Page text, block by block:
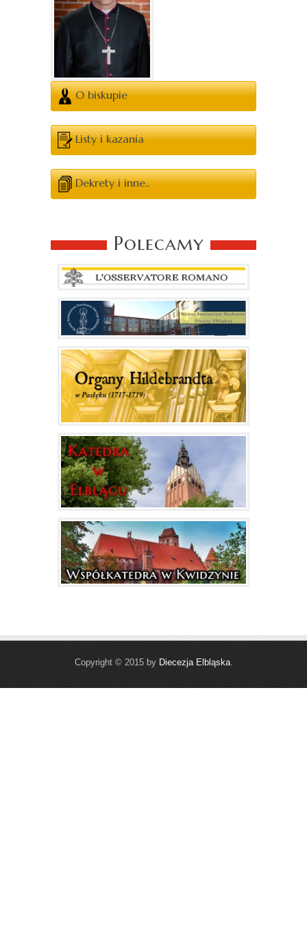
O biskupie
Listy i kazania
Dekrety i inne..
Polecamy
Copyright © 2015 by Diecezja Elbląska.